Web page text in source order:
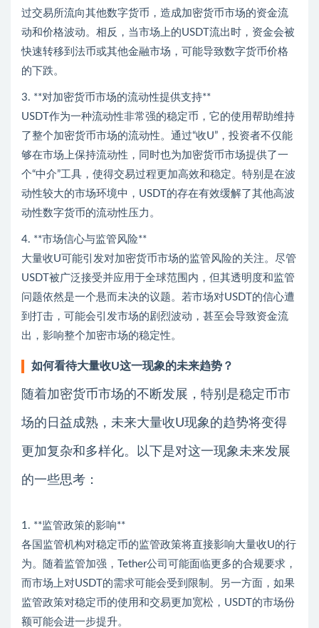
过交易所流向其他数字货币，造成加密货币市场的资金流
动和价格波动。相反，当市场上的USDT流出时，资金会被
快速转移到法币或其他金融市场，可能导致数字货币价格
的下跌。
3. **对加密货币市场的流动性提供支持**
USDT作为一种流动性非常强的稳定币，它的使用帮助维持
了整个加密货币市场的流动性。通过“收U”，投资者不仅能
够在市场上保持流动性，同时也为加密货币市场提供了一
个“中介”工具，使得交易过程更加高效和稳定。特别是在波
动性较大的市场环境中，USDT的存在有效缓解了其他高波
动性数字货币的流动性压力。
4. **市场信心与监管风险**
大量收U可能引发对加密货币市场的监管风险的关注。尽管
USDT被广泛接受并应用于全球范围内，但其透明度和监管
问题依然是一个悬而未决的议题。若市场对USDT的信心遭
到打击，可能会引发市场的剧烈波动，甚至会导致资金流
出，影响整个加密市场的稳定性。
如何看待大量收U这一现象的未来趋势？
随着加密货币市场的不断发展，特别是稳定币市
场的日益成熟，未来大量收U现象的趋势将变得
更加复杂和多样化。以下是对这一现象未来发展
的一些思考：
1. **监管政策的影响**
各国监管机构对稳定币的监管政策将直接影响大量收U的行
为。随着监管加强，Tether公司可能面临更多的合规要求，
而市场上对USDT的需求可能会受到限制。另一方面，如果
监管政策对稳定币的使用和交易更加宽松，USDT的市场份
额可能会进一步提升。